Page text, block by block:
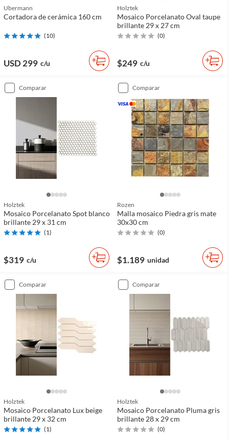
Ubermann
Cortadora de cerámica 160 cm
(10)
USD 299 c/u
Holztek
Mosaico Porcelanato Oval taupe
brillante 29 x 27 cm
(0)
$249 c/u
comparar
Holztek
Mosaico Porcelanato Spot blanco
brillante 29 x 31 cm
(1)
$319 c/u
comparar
Rozen
Malla mosaico Piedra gris mate
30x30 cm
(0)
$1.189 unidad
comparar
Holztek
Mosaico Porcelanato Lux beige
brillante 29 x 32 cm
(1)
comparar
Holztek
Mosaico Porcelanato Pluma gris
brillante 28 x 29 cm
(0)